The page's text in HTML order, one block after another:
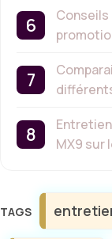
Conseils
MX9 sur
Étiquettes